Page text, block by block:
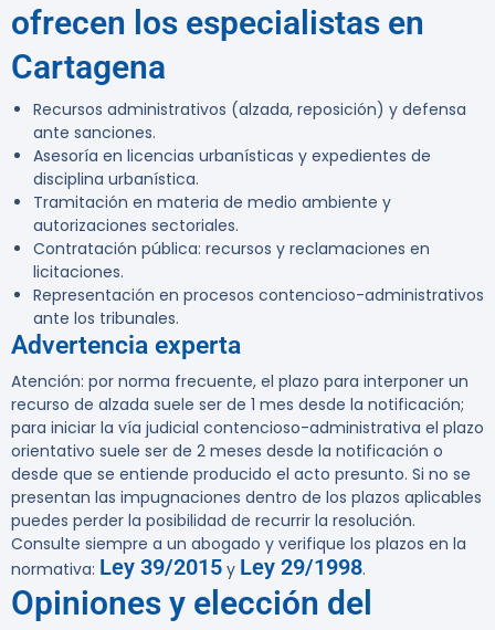
ofrecen los especialistas en
Cartagena
Recursos administrativos (alzada, reposición) y defensa
ante sanciones.
Asesoría en licencias urbanísticas y expedientes de
disciplina urbanística.
Tramitación en materia de medio ambiente y
autorizaciones sectoriales.
Contratación pública: recursos y reclamaciones en
licitaciones.
Representación en procesos contencioso-administrativos
ante los tribunales.
Advertencia experta
Atención: por norma frecuente, el plazo para interponer un
recurso de alzada suele ser de 1 mes desde la notificación;
para iniciar la vía judicial contencioso-administrativa el plazo
orientativo suele ser de 2 meses desde la notificación o
desde que se entiende producido el acto presunto. Si no se
presentan las impugnaciones dentro de los plazos aplicables
puedes perder la posibilidad de recurrir la resolución.
Consulte siempre a un abogado y verifique los plazos en la
normativa: Ley 39/2015 y Ley 29/1998.
Opiniones y elección del